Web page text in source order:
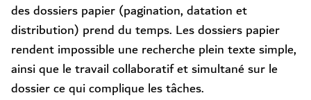
des dossiers papier (pagination, datation et
distribution) prend du temps. Les dossiers papier
rendent impossible une recherche plein texte simple,
ainsi que le travail collaboratif et simultané sur le
dossier ce qui complique les tâches.